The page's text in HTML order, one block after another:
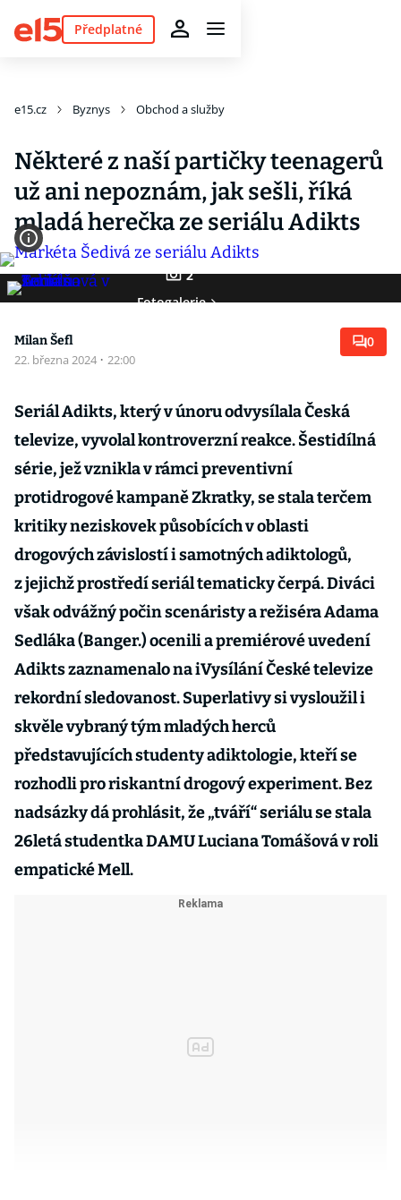
Předplatné
e15.cz Byznys Obchod a služby
Některé z naší partičky teenagerů
už ani nepoznám, jak sešli, říká
mladá herečka ze seriálu Adikts
2
Fotogalerie
Milan Šefl
22. března 2024 · 22:00
0
Seriál Adikts, který v únoru odvysílala Česká
televize, vyvolal kontroverzní reakce. Šestidílná
série, jež vznikla v rámci preventivní
protidrogové kampaně Zkratky, se stala terčem
kritiky neziskovek působících v oblasti
drogových závislostí i samotných adiktologů,
z jejichž prostředí seriál tematicky čerpá. Diváci
však odvážný počin scenáristy a režiséra Adama
Sedláka (Banger.) ocenili a premiérové uvedení
Adikts zaznamenalo na iVysílání České televize
rekordní sledovanost. Superlativy si vysloužil i
skvěle vybraný tým mladých herců
představujících studenty adiktologie, kteří se
rozhodli pro riskantní drogový experiment. Bez
nadsázky dá prohlásit, že „tváří“ seriálu se stala
26letá studentka DAMU Luciana Tomášová v roli
empatické Mell.